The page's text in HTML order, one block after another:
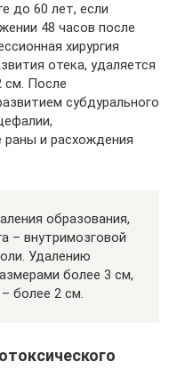
до 60 лет, если
48 часов после
хирургия
отека, удаляется
см. После
субдурального
и расхождения
образования,
– внутримозговой
Удалению
более 3 см,
более 2 см.